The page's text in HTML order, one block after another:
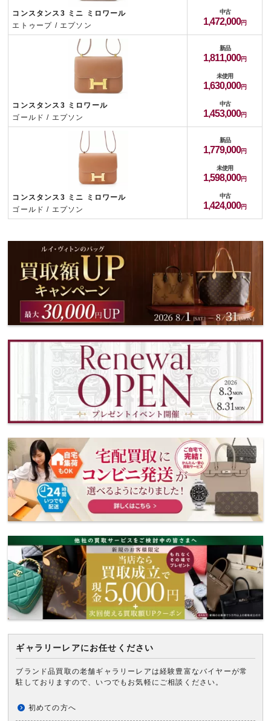
ギャラリーレアにお任せください
ブランド品買取の老舗ギャラリーレアは経験豊富なバイヤーが常
駐しておりますので、いつでもお気軽にご相談ください。
初めての方へ
コンスタンス3 ミニ ミロワール
エトゥープ / エプソン
中古
1,472,000
コンスタンス3 ミロワール
ゴールド / エプソン
新品
1,811,000
未使用
1,630,000
中古
1,453,000
コンスタンス3 ミニ ミロワール
ゴールド / エプソン
新品
1,779,000
未使用
1,598,000
中古
1,424,000